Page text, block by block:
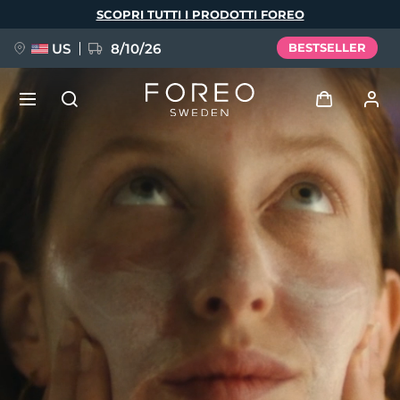
SCOPRI TUTTI I PRODOTTI FOREO
US 8/10/26 BESTSELLER
Accedi
Profilo utente
I miei dispositivi
I miei ordini
I miei indirizzi
I miei abbonamenti
FAQ™ Pure Beauty-Tech Elixir
BREAKING NEWS
issa™ Teeth Whitening Set
Español
Français
Русский
Türkçe
简体中文 繁體中文